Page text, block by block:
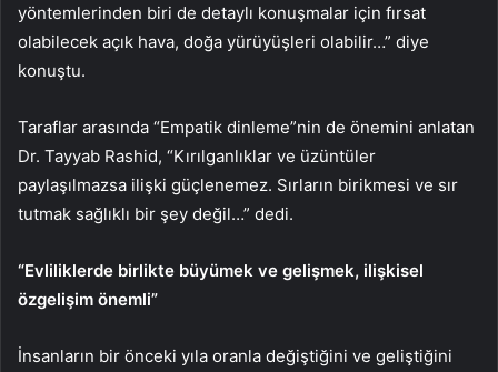
yöntemlerinden biri de detaylı konuşmalar için fırsat
olabilecek açık hava, doğa yürüyüşleri olabilir…” diye
konuştu.
Taraflar arasında “Empatik dinleme”nin de önemini anlatan
Dr. Tayyab Rashid, “Kırılganlıklar ve üzüntüler
paylaşılmazsa ilişki güçlenemez. Sırların birikmesi ve sır
tutmak sağlıklı bir şey değil…” dedi.
“Evliliklerde birlikte büyümek ve gelişmek, ilişkisel
özgelişim önemli”
İnsanların bir önceki yıla oranla değiştiğini ve geliştiğini